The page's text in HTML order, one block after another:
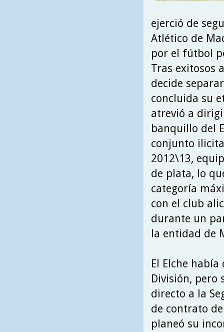
ejerció de
Atlético de
por el fútbol
Tras exitosos
decide
concluida su
atrevió a
banquillo del
conjunto
2012\13,
de plata, lo
categoría
con el club
durante un
la entidad de
El Elche
División, pero
directo a la
de contrato
planeó su